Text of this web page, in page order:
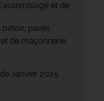
et de
pavés
de maçonnerie
Janvier 2025